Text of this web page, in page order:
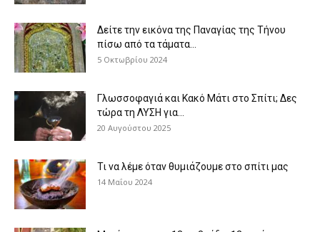
Δείτε την εικόνα της Παναγίας της Τήνου
πίσω από τα τάματα...
5 Οκτωβρίου 2024
Γλωσσοφαγιά και Κακό Μάτι στο Σπίτι; Δες
τώρα τη ΛΥΣΗ για...
20 Αυγούστου 2025
Τι να λέμε όταν θυμιάζουμε στο σπίτι μας
14 Μαΐου 2024